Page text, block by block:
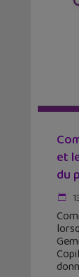
et
du